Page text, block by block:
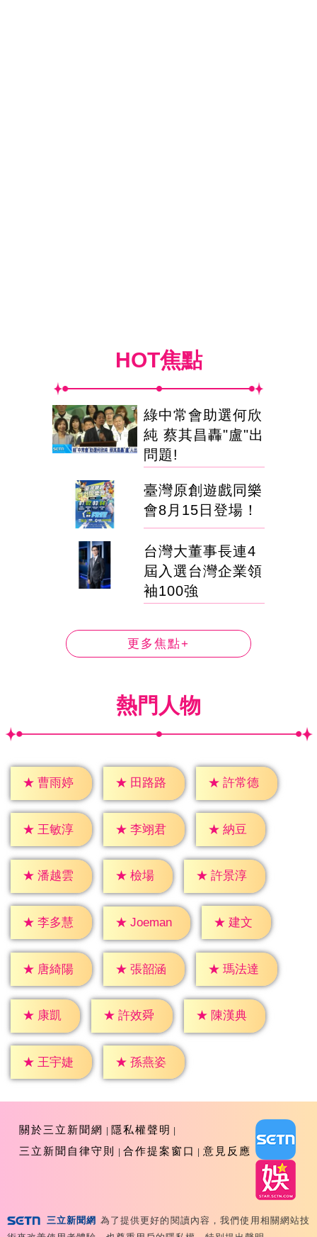
HOT焦點
綠中常會助選何欣
純 蔡其昌轟"盧"出
問題!
臺灣原創遊戲同樂
會8月15日登場！
台灣大董事長連4
屆入選台灣企業領
袖100強
更多焦點+
熱門人物
★ 曹雨婷 ★ 田路路 ★ 許常德
★ 王敏淳 ★ 李翊君 ★ 納豆
★ 潘越雲 ★ 檢場 ★ 許景淳
★ 李多慧 ★ Joeman ★ 建文
★ 唐綺陽 ★ 張韶涵 ★ 瑪法達
★ 康凱 ★ 許效舜 ★ 陳漢典
★ 王宇婕 ★ 孫燕姿
關於三立新聞網
隱私權聲明
三立新聞自律守則
合作提案窗口 意見反應
Copyright ©2026 Sanlih E-Television All Rights
三立新聞網 為了提供更好的閱讀內容，我們使用相關網站技